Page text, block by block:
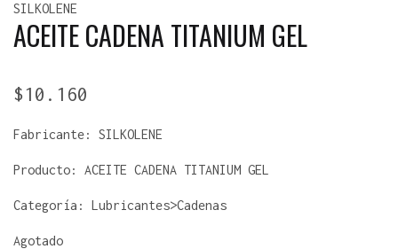
SILKOLENE
ACEITE CADENA TITANIUM GEL
$10.160
Fabricante: SILKOLENE
Producto: ACEITE CADENA TITANIUM GEL
Categoría: Lubricantes>Cadenas
Agotado